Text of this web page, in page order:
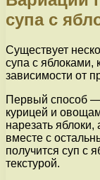
супа с
Существует
супа с яблоками,
зависимости от
Первый способ —
курицей и
нарезать
вместе с
получится суп с
текстурой.